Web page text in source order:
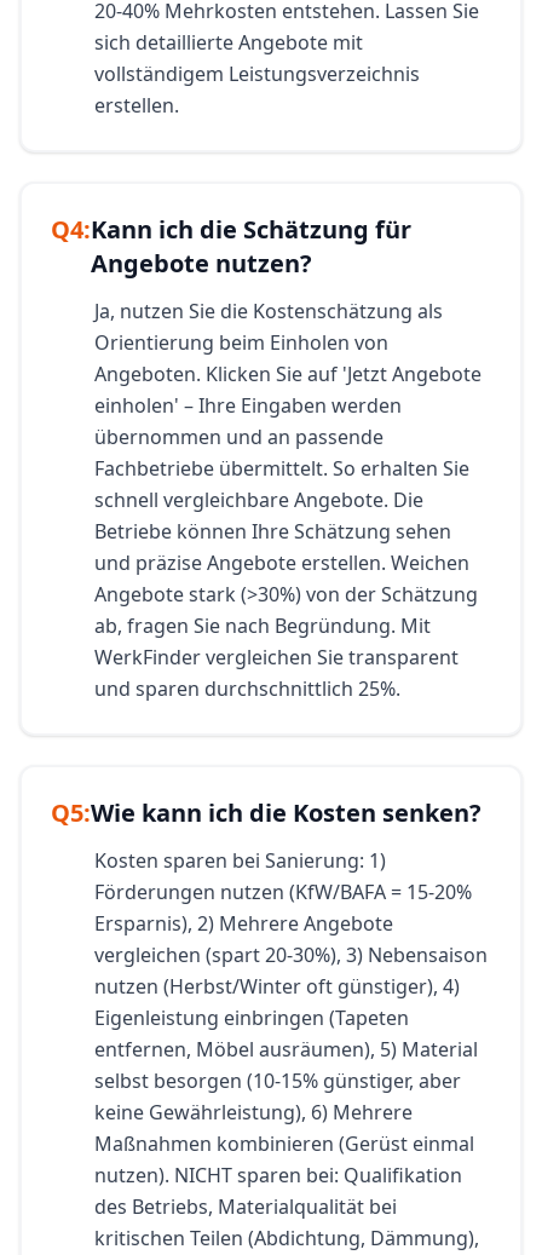
20-40% Mehrkosten entstehen. Lassen Sie
sich detaillierte Angebote mit
vollständigem Leistungsverzeichnis
erstellen.
Q4:Kann ich die Schätzung für
Angebote nutzen?
Ja, nutzen Sie die Kostenschätzung als
Orientierung beim Einholen von
Angeboten. Klicken Sie auf 'Jetzt Angebote
einholen' – Ihre Eingaben werden
übernommen und an passende
Fachbetriebe übermittelt. So erhalten Sie
schnell vergleichbare Angebote. Die
Betriebe können Ihre Schätzung sehen
und präzise Angebote erstellen. Weichen
Angebote stark (>30%) von der Schätzung
ab, fragen Sie nach Begründung. Mit
WerkFinder vergleichen Sie transparent
und sparen durchschnittlich 25%.
Q5:Wie kann ich die Kosten senken?
Kosten sparen bei Sanierung: 1)
Förderungen nutzen (KfW/BAFA = 15-20%
Ersparnis), 2) Mehrere Angebote
vergleichen (spart 20-30%), 3) Nebensaison
nutzen (Herbst/Winter oft günstiger), 4)
Eigenleistung einbringen (Tapeten
entfernen, Möbel ausräumen), 5) Material
selbst besorgen (10-15% günstiger, aber
keine Gewährleistung), 6) Mehrere
Maßnahmen kombinieren (Gerüst einmal
nutzen). NICHT sparen bei: Qualifikation
des Betriebs, Materialqualität bei
kritischen Teilen (Abdichtung, Dämmung),